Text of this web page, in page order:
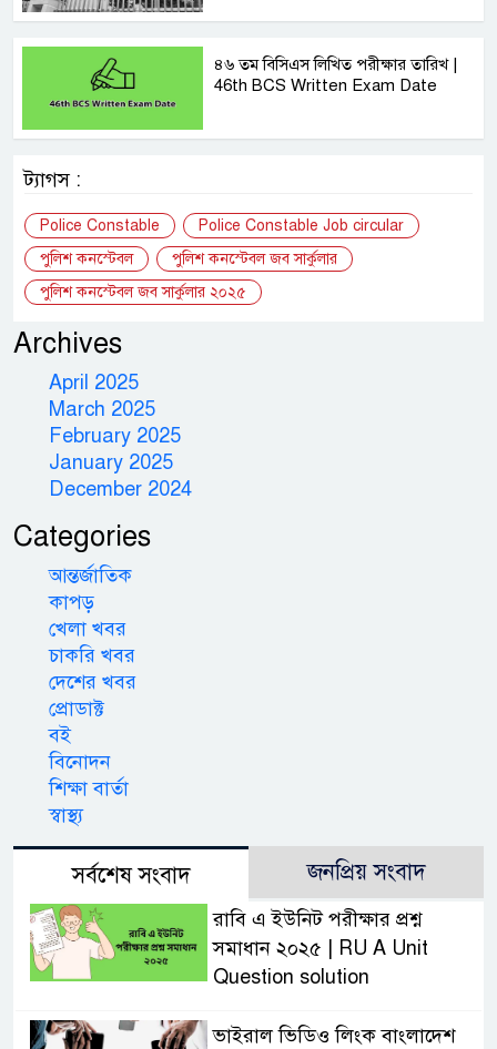
৪৬ তম বিসিএস লিখিত পরীক্ষার তারিখ |
46th BCS Written Exam Date
ট্যাগস :
Police Constable
Police Constable Job circular
পুলিশ কনস্টেবল
পুলিশ কনস্টেবল জব সার্কুলার
পুলিশ কনস্টেবল জব সার্কুলার ২০২৫
Archives
April 2025
March 2025
February 2025
January 2025
December 2024
Categories
আন্তর্জাতিক
কাপড়
খেলা খবর
চাকরি খবর
দেশের খবর
প্রোডাক্ট
বই
বিনোদন
শিক্ষা বার্তা
স্বাস্থ্য
সর্বশেষ সংবাদ জনপ্রিয় সংবাদ
রাবি এ ইউনিট পরীক্ষার প্রশ্ন
সমাধান ২০২৫ | RU A Unit
Question solution
ভাইরাল ভিডিও লিংক বাংলাদেশ